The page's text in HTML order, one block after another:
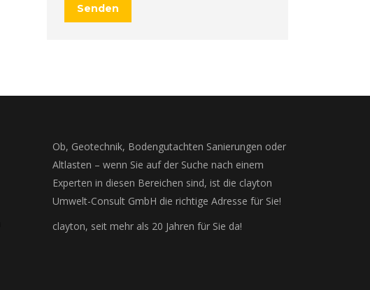
Senden
Ob, Geotechnik, Bodengutachten Sanierungen oder
Altlasten – wenn Sie auf der Suche nach einem
Experten in diesen Bereichen sind, ist die clayton
Umwelt-Consult GmbH die richtige Adresse für Sie!
clayton, seit mehr als 20 Jahren für Sie da!